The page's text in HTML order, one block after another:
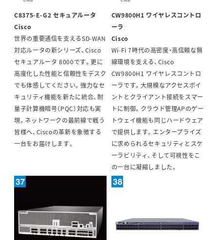
C8375-E-G2 セキュアルータ
Cisco
世界の重要通信を支えるSD-WAN
対応ルータの新シリーズ、Cisco
セキュアルータ 8000です。更に
高度化した性能と信頼性をデスク
でも体感してください。強力なセ
キュリティ機能を新たに統合、耐
量子計算機暗号（PQC）対応も実
現。ネットワークの最前線で戦う
皆様へ、Ciscoの革新を象徴する
一台をお届けします。
CW9800H1 ワイヤレスコントロ
ーラ
Cisco
Wi-Fi 7時代の高密度・高信頼な無
線環境を支える、Cisco
CW9800H1 ワイヤレスコントロ
ーラです。大規模なアクセスポイ
ントとクライアント接続をスマー
トに制御。クラウド管理APのゲー
トウェイ機能も同じハードウェア
で提供します。エンタープライズ
に求められるセキュリティとスケ
ーラビリティ、そして可視性をこ
の一台に凝縮しました。